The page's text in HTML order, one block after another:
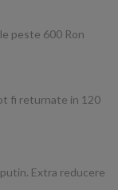
peste 600 Ron
fi returnate in 120
Extra reducere